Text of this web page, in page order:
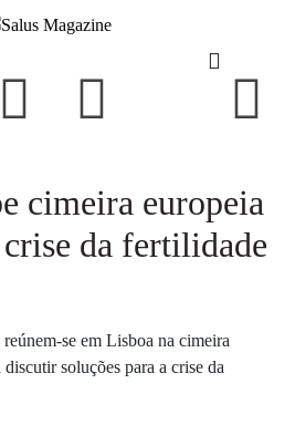
cimeira europeia
da fertilidade
se em Lisboa na cimeira
soluções para a crise da